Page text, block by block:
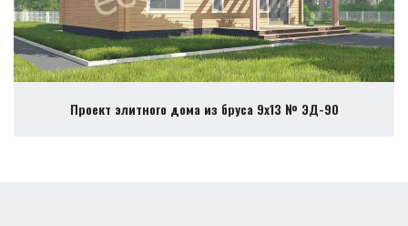
Проект элитного дома из бруса 9х13 № ЭД-90